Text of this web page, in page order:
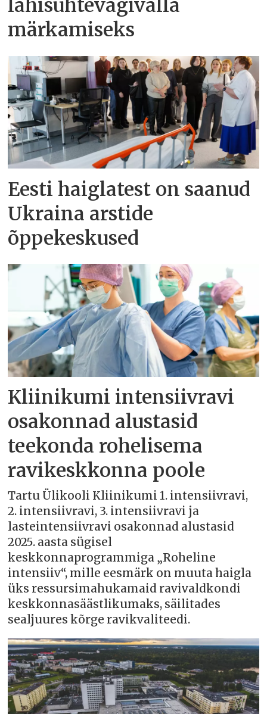
lähisuhtevägivalla
märkamiseks
Eesti haiglatest on saanud
Ukraina arstide
õppekeskused
Kliinikumi intensiivravi
osakonnad alustasid
teekonda rohelisema
ravikeskkonna poole
Tartu Ülikooli Kliinikumi 1. intensiivravi,
2. intensiivravi, 3. intensiivravi ja
lasteintensiivravi osakonnad alustasid
2025. aasta sügisel
keskkonnaprogrammiga „Roheline
intensiiv“, mille eesmärk on muuta haigla
üks ressursimahukamaid ravivaldkondi
keskkonnasäästlikumaks, säilitades
sealjuures kõrge ravikvaliteedi.